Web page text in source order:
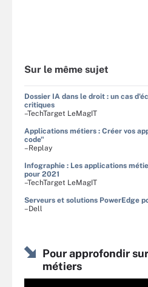
Sur le même sujet
Dossier IA dans le droit : un cas
critiques
–TechTarget LeMagIT
Applications métiers : Créer vos
code"
–Replay
Infographie : Les applications
pour 2021
–TechTarget LeMagIT
Serveurs et solutions PowerEdge
–Dell
Pour approfondir
métiers